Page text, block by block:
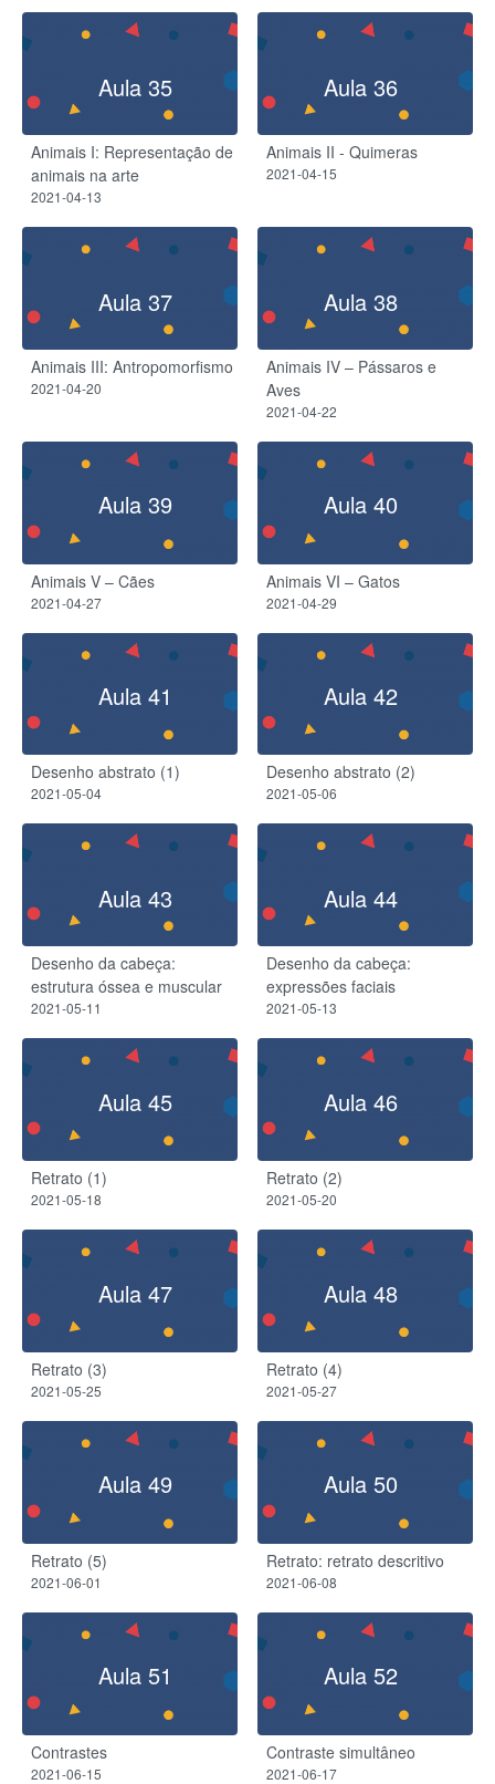
Aula 35
Animais I: Representação de
animais na arte
2021-04-13
Aula 36
Animais II - Quimeras
2021-04-15
Aula 37
Animais III: Antropomorfismo
2021-04-20
Aula 38
Animais IV – Pássaros e
Aves
2021-04-22
Aula 39
Animais V – Cães
2021-04-27
Aula 40
Animais VI – Gatos
2021-04-29
Aula 41
Desenho abstrato (1)
2021-05-04
Aula 42
Desenho abstrato (2)
2021-05-06
Aula 43
Desenho da cabeça:
estrutura óssea e muscular
2021-05-11
Aula 44
Desenho da cabeça:
expressões faciais
2021-05-13
Aula 45
Retrato (1)
2021-05-18
Aula 46
Retrato (2)
2021-05-20
Aula 47
Retrato (3)
2021-05-25
Aula 48
Retrato (4)
2021-05-27
Aula 49
Retrato (5)
2021-06-01
Aula 50
Retrato: retrato descritivo
2021-06-08
Aula 51
Contrastes
2021-06-15
Aula 52
Contraste simultâneo
2021-06-17